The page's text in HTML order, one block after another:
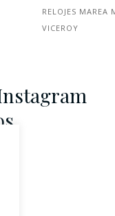
RELOJES MAREA
VICEROY